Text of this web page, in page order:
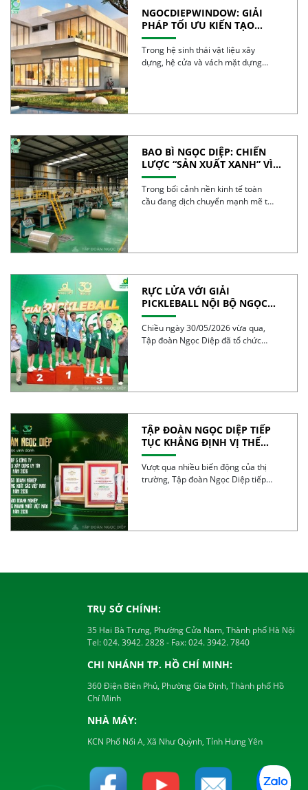
NGOCDIEPWINDOW: GIẢI
PHÁP TỐI ƯU KIẾN TẠO
CÔNG TRÌNH XANH
Trong hệ sinh thái vật liệu xây
dựng, hệ cửa và vách mặt dựng
BAO BÌ NGỌC DIỆP: CHIẾN
LƯỢC “SẢN XUẤT XANH” VÌ
TƯƠNG LAI BỀN VỮNG
Trong bối cảnh nền kinh tế toàn
cầu đang dịch chuyển mạnh mẽ từ
RỰC LỬA VỚI GIẢI
PICKLEBALL NỘI BỘ NGỌC
DIỆP 2026 – BÙNG NỔ TINH
THẦN 30 NĂM
Chiều ngày 30/05/2026 vừa qua,
Tập đoàn Ngọc Diệp đã tổ chức
TẬP ĐOÀN NGỌC DIỆP TIẾP
TỤC KHẲNG ĐỊNH VỊ THẾ
TRONG TOP 50 DOANH
NGHIỆP TĂNG TRƯỞNG XUẤT
SẮC VIỆT NAM 2026
Vượt qua nhiều biến động của thị
trường, Tập đoàn Ngọc Diệp tiếp
TRỤ SỞ CHÍNH:
35 Hai Bà Trưng, Phường Cửa Nam, Thành phố Hà Nội
Tel:024. 3942. 2828- Fax:024. 3942. 7840
CHI NHÁNH TP. HỒ CHÍ MINH:
360 Điện Biên Phủ, Phường Gia Định, Thành phố Hồ
Chí Minh
NHÀ MÁY:
KCN Phố Nối A, Xã Như Quỳnh, Tỉnh Hưng Yên